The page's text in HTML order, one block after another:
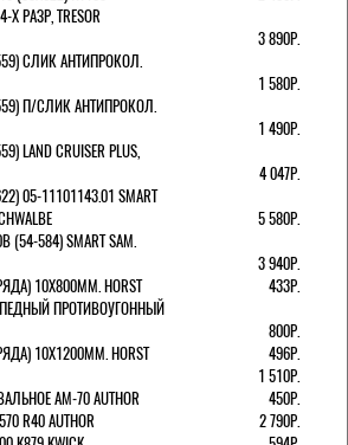
РАЗР, TRESOR
3 890Р.
СЛИК АНТИПРОКОЛ.
1 580Р.
П/СЛИК АНТИПРОКОЛ.
1 490Р.
CRUISER PLUS,
4 047Р.
05-11101143.01 SMART
5 580Р.
584) SMART SAM.
3 940Р.
10Х800ММ. HORST
433Р.
ПРОТИВОУГОННЫЙ
800Р.
10Х1200ММ. HORST
496Р.
1 510Р.
AM-70 AUTHOR
450Р.
R40 AUTHOR
2 790Р.